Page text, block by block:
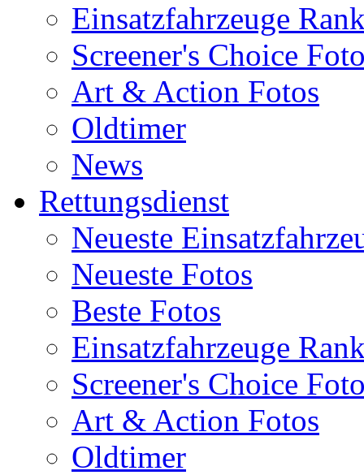
Einsatzfahrzeuge
Screener's Choice
Art & Action Fotos
Oldtimer
News
Rettungsdienst
Neueste
Neueste Fotos
Beste Fotos
Einsatzfahrzeuge
Screener's Choice
Art & Action Fotos
Oldtimer